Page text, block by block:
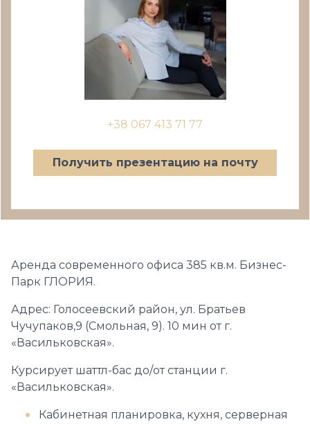
+38 067 413 71 77
Получить презентацию на почту
Аренда современного офиса 385 кв.м. Бизнес-
Парк ГЛОРИЯ.
Адрес: Голосеевский район, ул. Братьев
Чучупаков,9 (Смольная, 9). 10 мин от г.
«Васильковская».
Курсирует шаттл-бас до/от станции г.
«Васильковская».
Кабинетная планировка, кухня, серверная